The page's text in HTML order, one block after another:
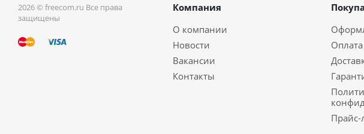
2026 © freecom.ru Все права
защищены
Компания
О компании
Новости
Вакансии
Контакты
Оплата
Прайс-